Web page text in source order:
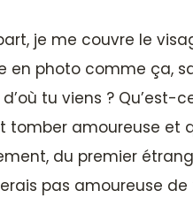
je me couvre le
en photo comme ça,
tu viens ?
tomber amoureuse et
du premier
pas amoureuse